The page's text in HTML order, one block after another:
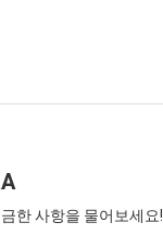
한 사항을 물어보세요!